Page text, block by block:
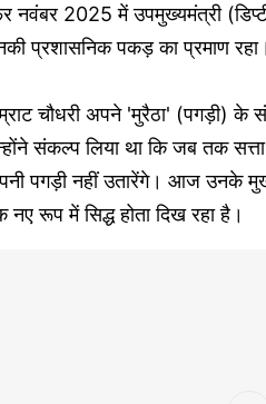
नवंबर 2025 में उपमुख्यमंत्री
प्रशासनिक पकड़ का प्रमाण रहा।
चौधरी अपने 'मुरैठा' (पगड़ी) के
संकल्प लिया था कि जब तक सत्ता
पगड़ी नहीं उतारेंगे। आज उनके
नए रूप में सिद्ध होता दिख रहा है।